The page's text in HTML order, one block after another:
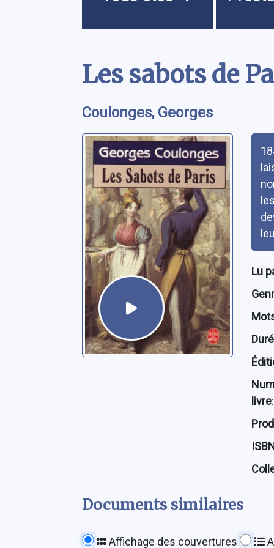
Les sabots de
Coulonges, Georges
Lu
livre:
Documents similaires
Affichage des couvertures